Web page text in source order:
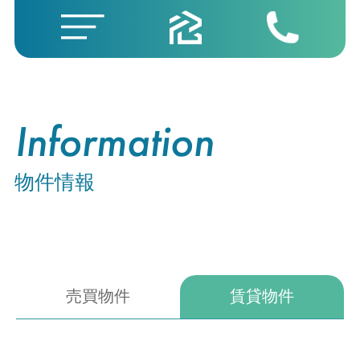
Information
物件情報
売買物件 賃貸物件